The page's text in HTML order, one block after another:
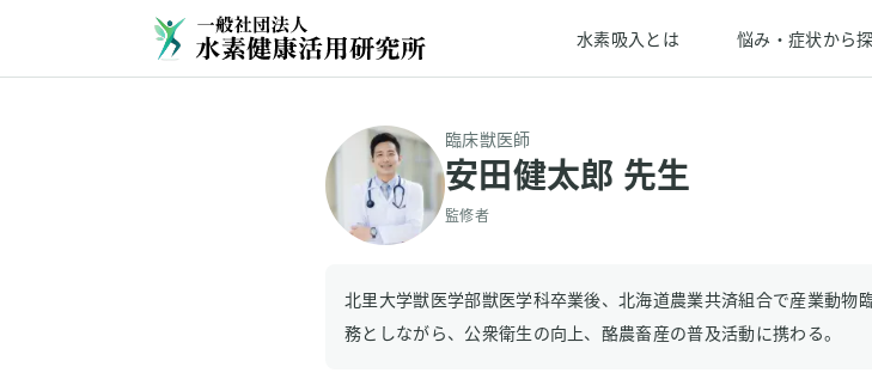
水素吸入とは 悩み・症状から
臨床獣医師
安田健太郎 先生
監修者
北里大学獣医学部獣医学科卒業後、北海道農業共済組合で産業動物
務としながら、公衆衛生の向上、酪農畜産の普及活動に携わる。